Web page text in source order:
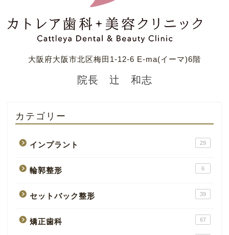
大阪府大阪市北区梅田1-12-6 E-ma(イーマ)6階
院長 辻 和志
カテゴリー
インプラント 29
輪郭整形 6
セットバック整形 39
矯正歯科 67